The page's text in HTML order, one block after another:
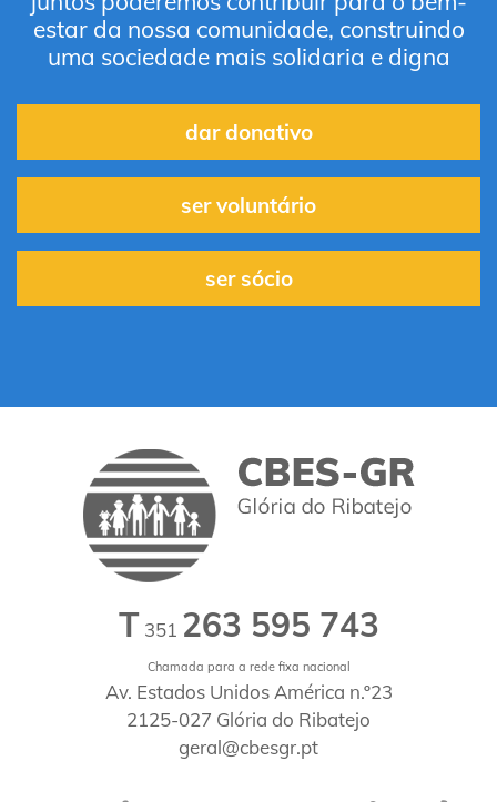
estar da nossa comunidade, construindo
uma sociedade mais solidaria e digna
dar donativo
ser voluntário
ser sócio
T 351 263 595 743
Chamada para a rede fixa nacional
Av. Estados Unidos América n.º23
2125-027 Glória do Ribatejo
geral@cbesgr.pt